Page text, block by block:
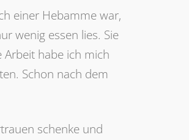
einer Hebamme war,
wenig essen lies. Sie
habe ich mich
Schon nach dem
schenke und